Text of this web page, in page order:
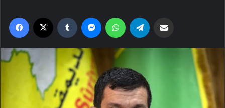
Facebook Tumblr MessengerWhatsApp